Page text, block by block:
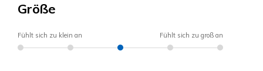
Größe
Fühlt sich zu klein an Fühlt sich zu groß an